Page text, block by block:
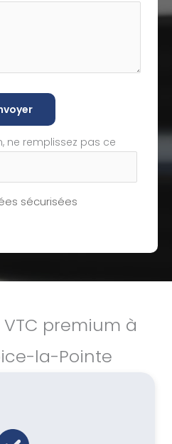
ne remplissez pas ce
sécurisées
premium à
la-Pointe